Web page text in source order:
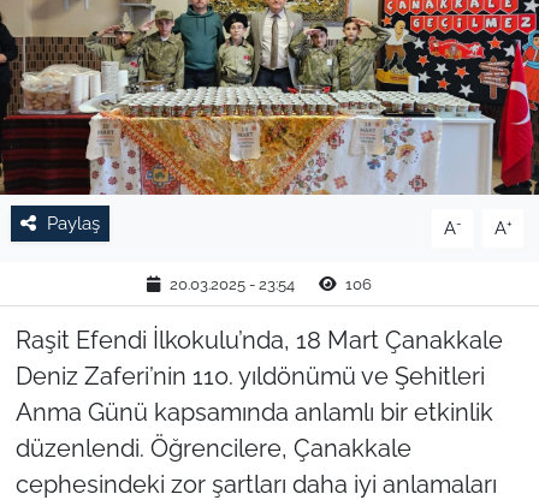
Paylaş A- A+
20.03.2025 - 23:54 106
Raşit Efendi İlkokulu’nda, 18 Mart Çanakkale
Deniz Zaferi’nin 110. yıldönümü ve Şehitleri
Anma Günü kapsamında anlamlı bir etkinlik
düzenlendi. Öğrencilere, Çanakkale
cephesindeki zor şartları daha iyi anlamaları
TARIM VE HAYVANCILIK
KÜLTÜR SANAT
RESMİ İLAN
SPOR
EDİRNE
TEKİRDAĞ
KIRKLARELİ